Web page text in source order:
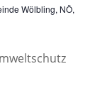
Wölbling, NÖ,